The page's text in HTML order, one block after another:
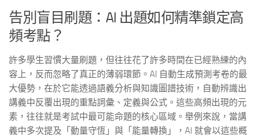
告別盲目刷題：AI 出題如何精準鎖定高
頻考點？
許多學生習慣大量刷題，但往往花了許多時間在已經熟練的內
容上，反而忽略了真正的薄弱環節。AI 自動生成預測考卷的最
大優勢，在於它能透過語義分析與知識圖譜技術，自動辨識出
講義中反覆出現的重點詞彙、定義與公式。這些高頻出現的元
素，往往就是考試中最可能命題的核心區域。舉例來說，當講
義中多次提及「動量守恆」與「能量轉換」，AI 就會以這些概